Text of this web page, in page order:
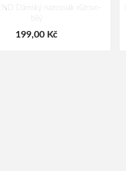
Dámský nazouvák růžovo-
199,00 Kč